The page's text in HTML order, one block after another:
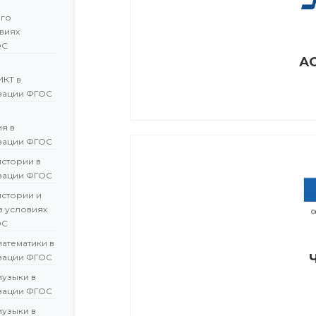
в
ФГОС
в
ФГОС
в
ФГОС
и
условиях
в
ФГОС
в
ФГОС
в